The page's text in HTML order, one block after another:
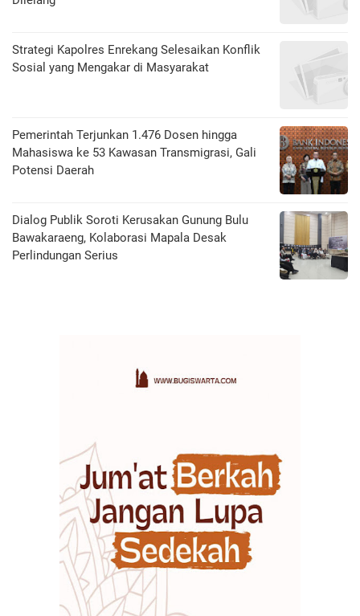
Strategi Kapolres Enrekang Selesaikan Konflik
Sosial yang Mengakar di Masyarakat
Pemerintah Terjunkan 1.476 Dosen hingga
Mahasiswa ke 53 Kawasan Transmigrasi, Gali
Potensi Daerah
Dialog Publik Soroti Kerusakan Gunung Bulu
Bawakaraeng, Kolaborasi Mapala Desak
Perlindungan Serius